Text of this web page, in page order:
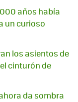
años había
un curioso
los asientos de
cinturón de
da sombra